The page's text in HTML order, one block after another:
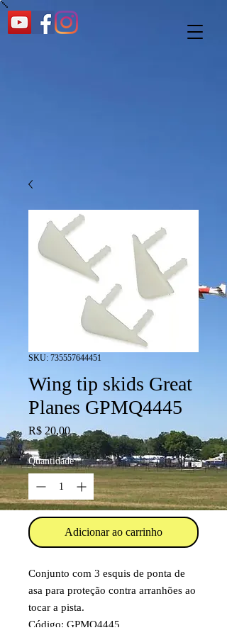
SKU: 735557644451
Wing tip skids Great
Planes GPMQ4445
R$ 20,00Preço
Quantidade *
Adicionar ao carrinho
Conjunto com 3 esquis de ponta de
asa para proteção contra arranhões ao
tocar a pista.
Código: GPMQ4445